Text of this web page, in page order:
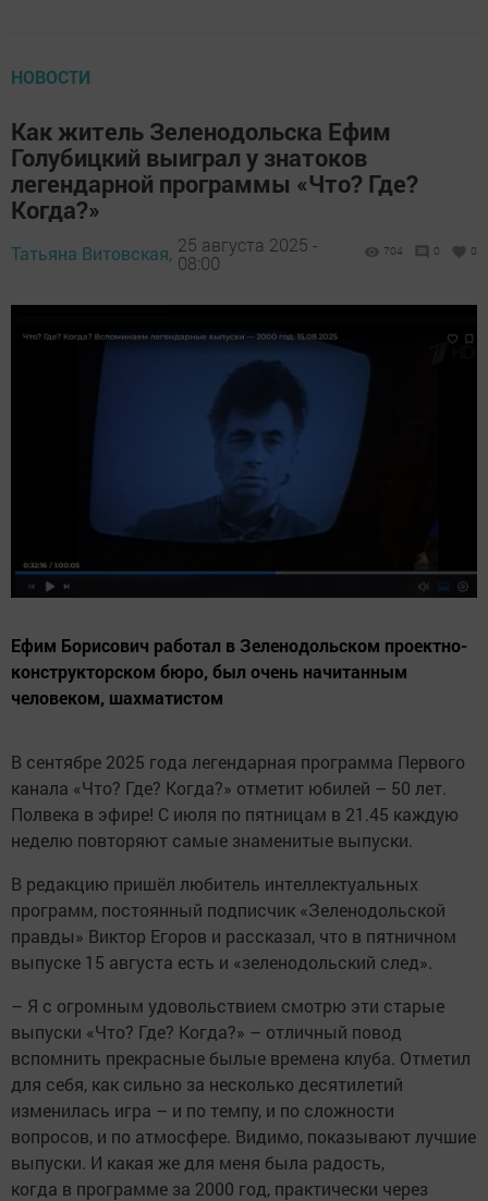
НОВОСТИ
Как житель Зеленодольска Ефим
Голубицкий выиграл у знатоков
легендарной программы «Что? Где?
Когда?»
Татьяна Витовская, 25 августа 2025 -
08:00
704 0 0
Ефим Борисович работал в Зеленодольском проектно-
конструкторском бюро, был очень начитанным
человеком, шахматистом
В сентябре 2025 года легендарная программа Первого
канала «Что? Где? Когда?» отметит юбилей – 50 лет.
Полвека в эфире! С июля по пятницам в 21.45 каждую
неделю повторяют самые знаменитые выпуски.
В редакцию пришёл любитель интеллектуальных
программ, постоянный подписчик «Зеленодольской
правды» Виктор Егоров и рассказал, что в пятничном
выпуске 15 августа есть и «зеленодольский след».
– Я с огромным удовольствием смотрю эти старые
выпуски «Что? Где? Когда?» – отличный повод
вспомнить прекрасные былые времена клуба. Отметил
для себя, как сильно за несколько десятилетий
изменилась игра – и по темпу, и по сложности
вопросов, и по атмосфере. Видимо, показывают лучшие
выпуски. И какая же для меня была радость,
когда в программе за 2000 год, практически через